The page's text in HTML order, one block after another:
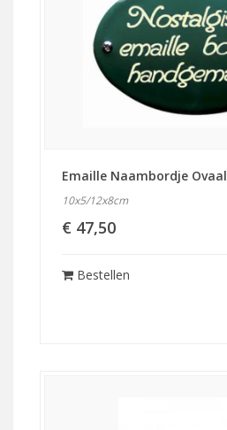
Emaille Naambordje Ovaal
10x5/12x8cm
€ 47,50
Bestellen